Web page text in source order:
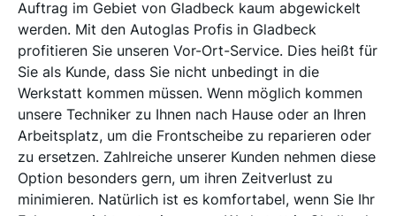
Auftrag im Gebiet von Gladbeck kaum abgewickelt
werden. Mit den Autoglas Profis in Gladbeck
profitieren Sie unseren Vor-Ort-Service. Dies heißt für
Sie als Kunde, dass Sie nicht unbedingt in die
Werkstatt kommen müssen. Wenn möglich kommen
unsere Techniker zu Ihnen nach Hause oder an Ihren
Arbeitsplatz, um die Frontscheibe zu reparieren oder
zu ersetzen. Zahlreiche unserer Kunden nehmen diese
Option besonders gern, um ihren Zeitverlust zu
minimieren. Natürlich ist es komfortabel, wenn Sie Ihr